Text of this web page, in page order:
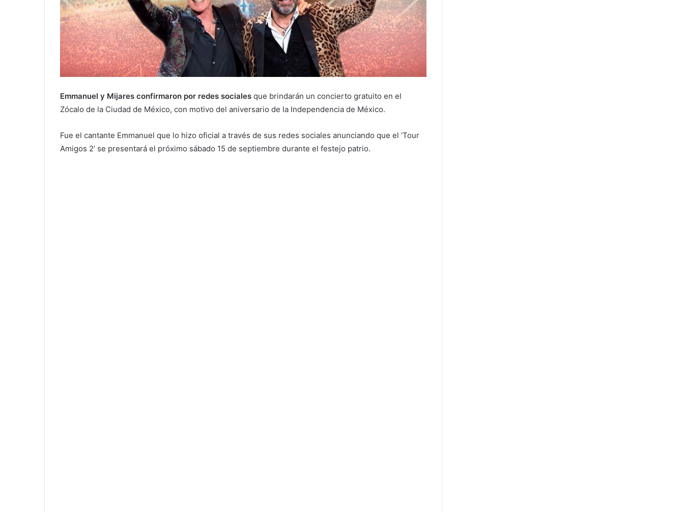
Emmanuel y Mijares confirmaron por redes sociales que brindarán un concierto gratuito en el
Zócalo de la Ciudad de México, con motivo del aniversario de la Independencia de México.
Fue el cantante Emmanuel que lo hizo oficial a través de sus redes sociales anunciando que el ‘Tour
Amigos 2’ se presentará el próximo sábado 15 de septiembre durante el festejo patrio.